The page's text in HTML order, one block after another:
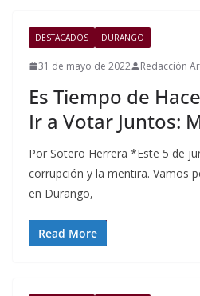
DESTACADOS DURANGO
31 de mayo de 2022 Redacción
Es Tiempo de
Ir a Votar Juntos:
Por Sotero Herrera *Este 5 de
corrupción y la mentira. Vamos
en Durango,
Read More